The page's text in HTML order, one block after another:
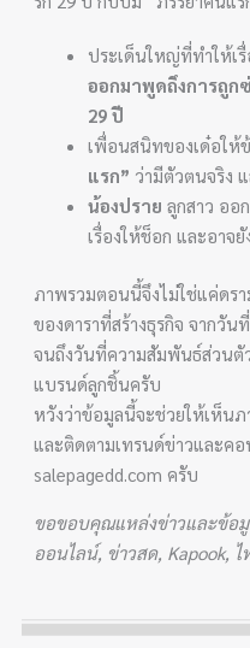
ประเด็นใหญ่ที่ทำให้เ
ออกมาพูดถึงการถูก
29 ปี
เพื่อนสนิทของเด๋อให้
แรก” ว่ามีตัวตนจริง
น้องปราย ลูกสาว ออ
เรื่องให้ช็อก และอาจ
ภาพรวมตอนนี้จึงไม่ใช่แค่ดร
ของดาราที่สร้างธุรกิจ จากวัน
จนถึงวันที่ความสัมพันธ์ส่วนตั
แบรนด์ลูกชิ้นครับ
หวังว่าข้อมูลนี้จะช่วยให้เห็น
และติดตามเทรนด์ข่าวและค
salepagedd.com ครับ
ขอขอบคุณแหล่งข่าวและข้อมู
ออนไลน์, ข่าวสด, Kapook, ไ